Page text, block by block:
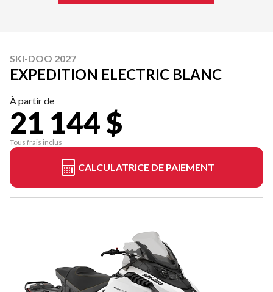
SKI-DOO 2027
EXPEDITION ELECTRIC BLANC
À partir de
21 144 $
Tous frais inclus
CALCULATRICE DE PAIEMENT